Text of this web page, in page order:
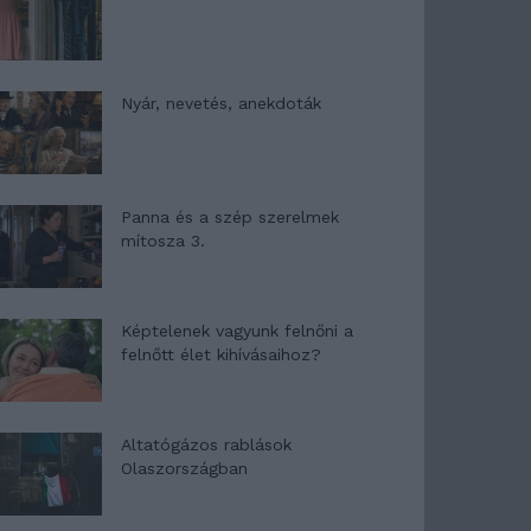
Nyár, nevetés, anekdoták
Panna és a szép szerelmek
mítosza 3.
Képtelenek vagyunk felnőni a
felnőtt élet kihívásaihoz?
Altatógázos rablások
Olaszországban